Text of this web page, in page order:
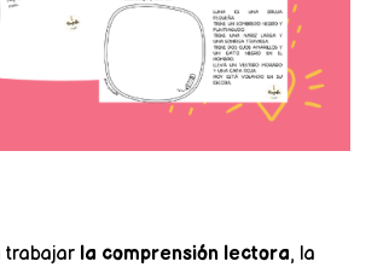
trabajar la comprensión lectora, la